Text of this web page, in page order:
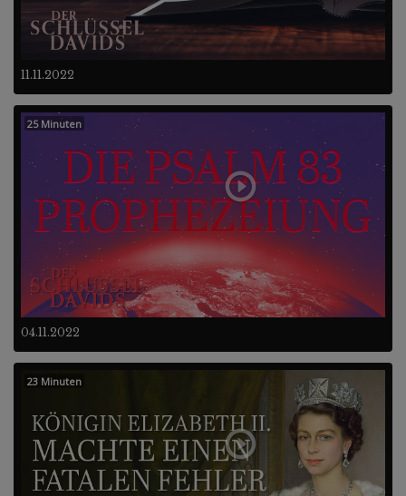
11.11.2022
04.11.2022
25 Minuten
23 Minuten